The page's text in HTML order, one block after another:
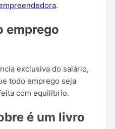
.
emprego
exclusiva do salário,
todo emprego seja
com equilíbrio.
é um livro